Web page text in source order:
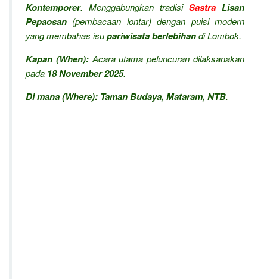
Kontemporer. Menggabungkan tradisi Sastra Lisan
Pepaosan (pembacaan lontar) dengan puisi modern
yang membahas isupariwisata berlebihandi Lombok.
Kapan (When):Acara utama peluncuran dilaksanakan
pada 18 November 2025.
Di mana (Where): Taman Budaya, Mataram, NTB.